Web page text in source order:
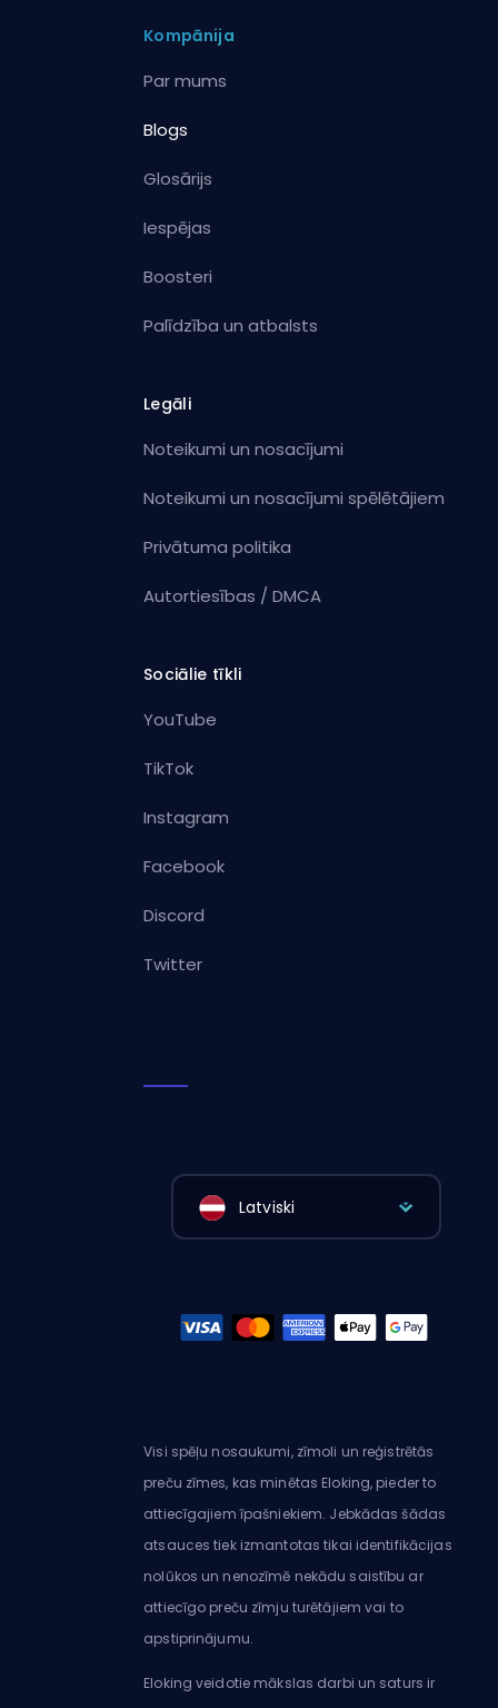
Kompānija
Par mums
Blogs
Glosārijs
Iespējas
Boosteri
Palīdzība un atbalsts
Legāli
Noteikumi un nosacījumi
Noteikumi un nosacījumi spēlētājiem
Privātuma politika
Autortiesības / DMCA
Sociālie tīkli
YouTube
TikTok
Instagram
Facebook
Discord
Twitter
Latviski
Visi spēļu nosaukumi, zīmoli un reģistrētās
preču zīmes, kas minētas Eloking, pieder to
attiecīgajiem īpašniekiem. Jebkādas šādas
atsauces tiek izmantotas tikai identifikācijas
nolūkos un nenozīmē nekādu saistību ar
attiecīgo preču zīmju turētājiem vai to
apstiprinājumu.
Eloking veidotie mākslas darbi un saturs ir